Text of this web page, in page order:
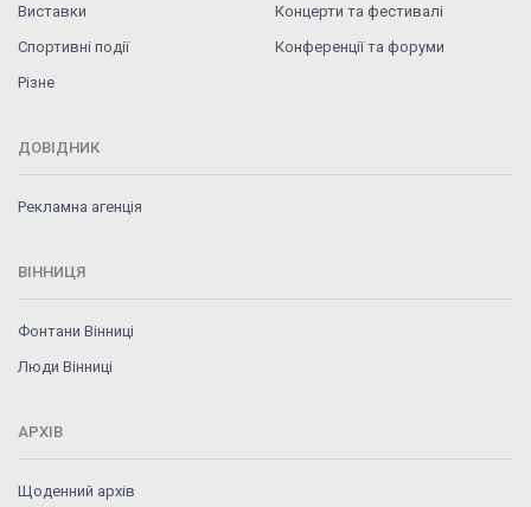
Виставки
Концерти та фестивалі
Спортивні події
Конференції та форуми
Різне
ДОВІДНИК
Рекламна агенція
ВІННИЦЯ
Фонтани Вінниці
Люди Вінниці
АРХІВ
Щоденний архів